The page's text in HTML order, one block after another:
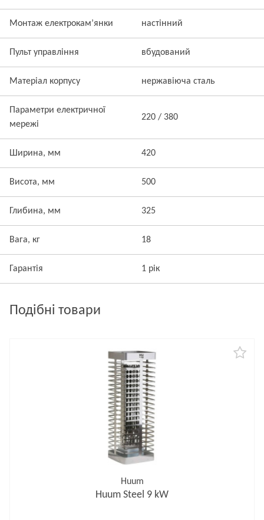
Монтаж електрокам’янки настінний
Пульт управління вбудований
Матеріал корпусу нержавіюча сталь
Параметри електричної
мережі
220 / 380
Ширина, мм 420
Висота, мм 500
Глибина, мм 325
Вага, кг 18
Гарантія 1 рік
Подібні товари
Huum
Huum Steel 9 kW